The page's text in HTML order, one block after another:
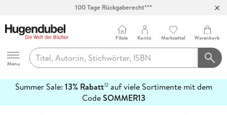
100 Tage Rückgaberecht***
Hugendubel
Menu
Filiale Konto Merkzettel Warenkorb
Summer Sale: 13% Rabatt12auf viele Sortimente mit dem
CodeSOMMER13
erfahren